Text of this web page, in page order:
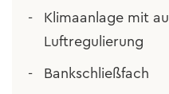
Klimaanlage mit
Luftregulierung
Bankschließfach